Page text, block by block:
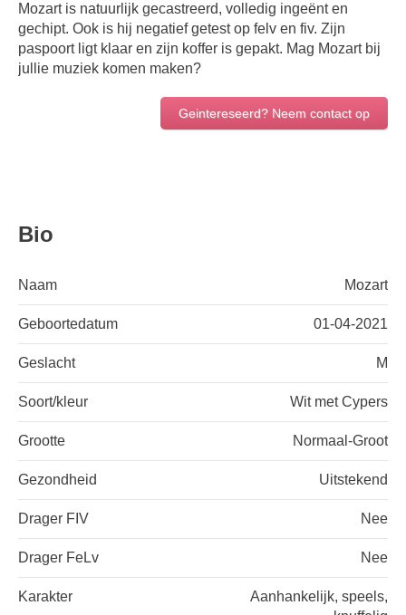
Mozart is natuurlijk gecastreerd, volledig ingeënt en
gechipt. Ook is hij negatief getest op felv en fiv. Zijn
paspoort ligt klaar en zijn koffer is gepakt. Mag Mozart bij
jullie muziek komen maken?
Geintereseerd? Neem contact op
Bio
Naam Mozart
Geboortedatum 01-04-2021
Geslacht M
Soort/kleur Wit met Cypers
Grootte Normaal-Groot
Gezondheid Uitstekend
Drager FIV Nee
Drager FeLv Nee
Karakter
Aanhankelijk, speels,